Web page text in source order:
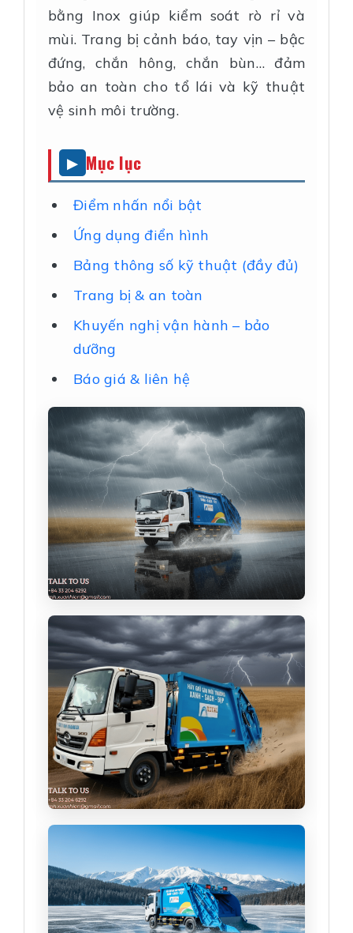
bằng Inox giúp kiểm soát rò rỉ và
mùi. Trang bị cảnh báo, tay vịn – bậc
đứng, chắn hông, chắn bùn… đảm
bảo an toàn cho tổ lái và kỹ thuật
vệ sinh môi trường.
Mục lục
Điểm nhấn nổi bật
Ứng dụng điển hình
Bảng thông số kỹ thuật (đầy đủ)
Trang bị & an toàn
Khuyến nghị vận hành – bảo
dưỡng
Báo giá & liên hệ